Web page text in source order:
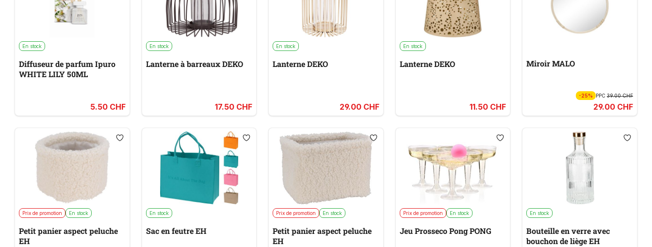
En stock
Diffuseur de parfum Ipuro
WHITE LILY 50ML
5.50 CHF
En stock
Lanterne à barreaux DEKO
17.50 CHF
En stock
Lanterne DEKO
29.00 CHF
En stock
Lanterne DEKO
11.50 CHF
Miroir MALO
-25% PPC 39.00 CHF
29.00 CHF
Prix de promotion En stock
Petit panier aspect peluche
EH
En stock
Sac en feutre EH
Prix de promotion En stock
Petit panier aspect peluche
EH
Prix de promotion En stock
Jeu Prosseco Pong PONG
En stock
Bouteille en verre avec
bouchon de liège EH